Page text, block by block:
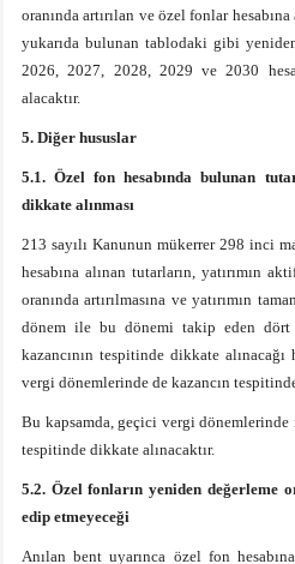
oranında artırılan ve özel fonlar
yukarıda bulunan tablodaki gibi
2026, 2027, 2028, 2029 ve 2030
alacaktır.
5. Diğer hususlar
5.1. Özel fon hesabında bulunan
dikkate alınması
213 sayılı Kanunun mükerrer 298 inci
hesabına alınan tutarların, yatırımın
oranında artırılmasına ve yatırımın
dönem ile bu dönemi takip eden dört
kazancının tespitinde dikkate
vergi dönemlerinde de kazancın
Bu kapsamda, geçici vergi
tespitinde dikkate alınacaktır.
5.2. Özel fonların yeniden değerleme
edip etmeyeceği
Anılan bent uyarınca özel fon